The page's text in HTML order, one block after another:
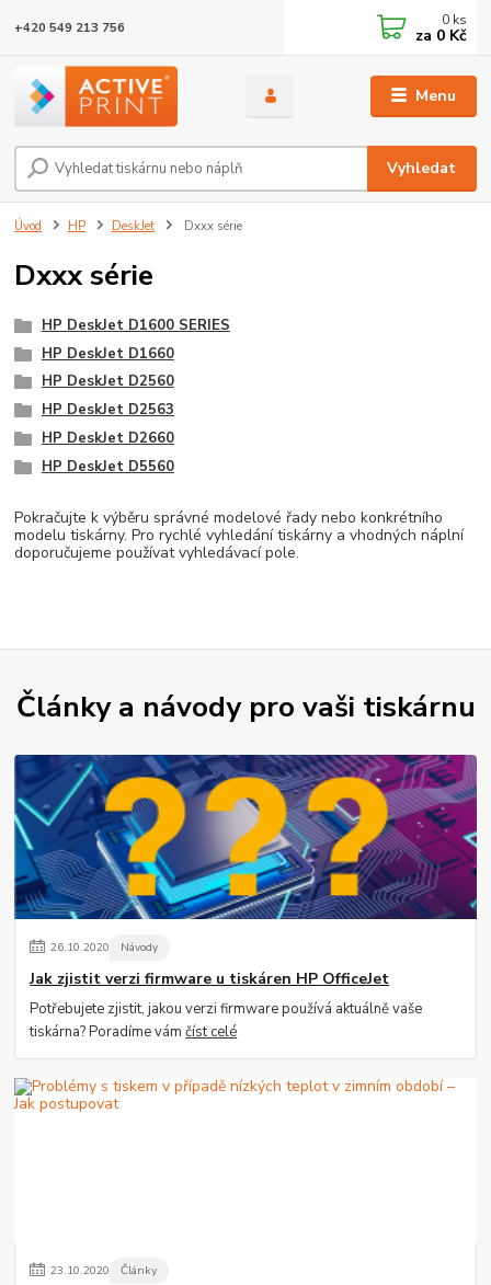
Menu
Vyhledat
+420 549 213 756 0 ks
za 0 Kč
Úvod HP DeskJet Dxxx série
Dxxx série
HP DeskJet D1600 SERIES
HP DeskJet D1660
HP DeskJet D2560
HP DeskJet D2563
HP DeskJet D2660
HP DeskJet D5560
Pokračujte k výběru správné modelové řady nebo konkrétního
modelu tiskárny. Pro rychlé vyhledání tiskárny a vhodných náplní
doporučujeme používat vyhledávací pole.
Články a návody pro vaši tiskárnu
26.10.2020 Návody
Jak zjistit verzi firmware u tiskáren HP OfficeJet
Potřebujete zjistit, jakou verzi firmware používá aktuálně vaše
tiskárna? Poradíme vámčíst celé
23.10.2020 Články